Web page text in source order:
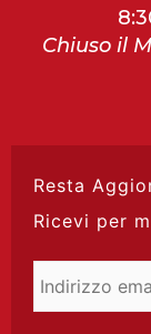
Chiuso il
Resta
Ricevi per
email